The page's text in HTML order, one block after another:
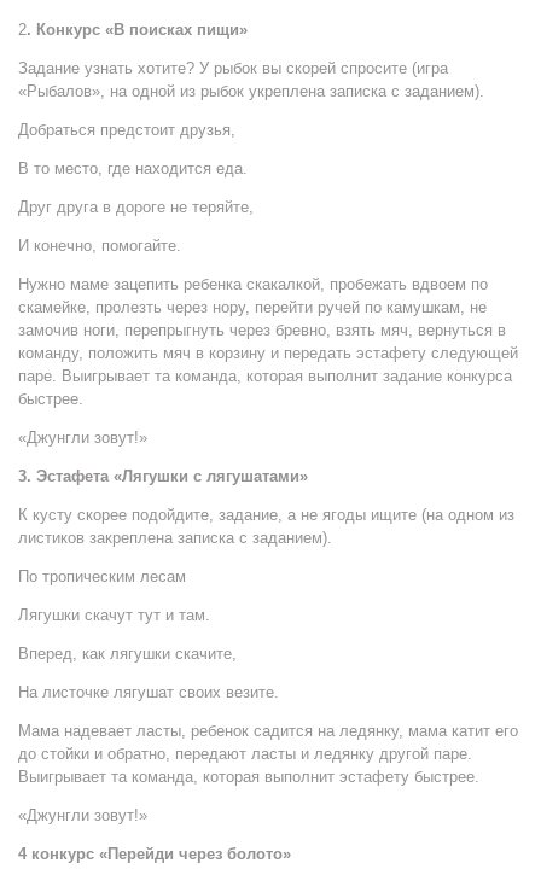
2. Конкурс «В поисках пищи»
Задание узнать хотите? У рыбок вы скорей спросите (игра
«Рыбалов», на одной из рыбок укреплена записка с заданием).
Добраться предстоит друзья,
В то место, где находится еда.
Друг друга в дороге не теряйте,
И конечно, помогайте.
Нужно маме зацепить ребенка скакалкой, пробежать вдвоем по
скамейке, пролезть через нору, перейти ручей по камушкам, не
замочив ноги, перепрыгнуть через бревно, взять мяч, вернуться в
команду, положить мяч в корзину и передать эстафету следующей
паре. Выигрывает та команда, которая выполнит задание конкурса
быстрее.
«Джунгли зовут!»
3. Эстафета «Лягушки с лягушатами»
К кусту скорее подойдите, задание, а не ягоды ищите (на одном из
листиков закреплена записка с заданием).
По тропическим лесам
Лягушки скачут тут и там.
Вперед, как лягушки скачите,
На листочке лягушат своих везите.
Мама надевает ласты, ребенок садится на ледянку, мама катит его
до стойки и обратно, передают ласты и ледянку другой паре.
Выигрывает та команда, которая выполнит эстафету быстрее.
«Джунгли зовут!»
4 конкурс «Перейди через болото»